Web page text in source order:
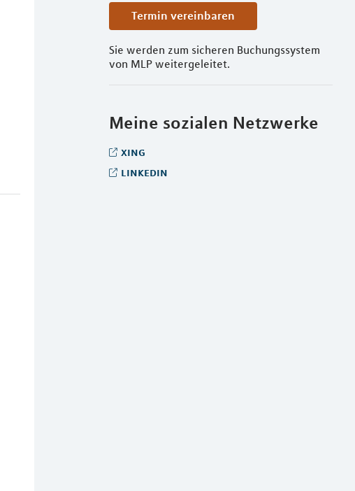
Termin vereinbaren
Sie werden zum sicheren Buchungssystem
von MLP weitergeleitet.
Meine sozialen Netzwerke
xing
linkedin